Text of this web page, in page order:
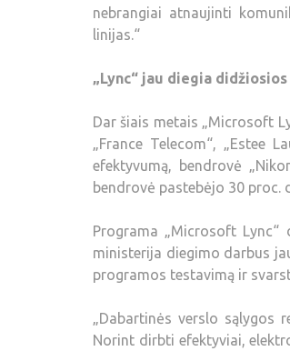
nebrangiai atnaujinti
linijas.“
„Lync“ jau diegia
Dar šiais metais „Microsoft
„France Telecom“, „Estee
efektyvumą, bendrovė
bendrovė pastebėjo 30
Programa „Microsoft
ministerija diegimo darbus
programos testavimą ir
„Dabartinės verslo sąlygos
Norint dirbti efektyviai,